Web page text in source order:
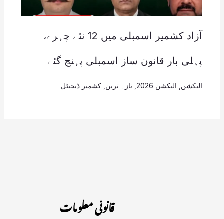
آزاد کشمیر اسمبلی میں 12 نئے چہرے،
پہلی بار قانون ساز اسمبلی پہنچ گئے
الیکشن الیکشن 2026 , تازہ ترین کشمیر ڈیجیٹل
قانونی معلومات